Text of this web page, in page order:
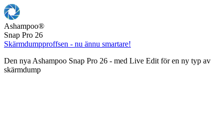
Ashampoo®
Snap Pro 26
Skärmdumpproffsen - nu ännu smartare!
Den nya Ashampoo Snap Pro 26 - med Live Edit för en ny typ av
skärmdump